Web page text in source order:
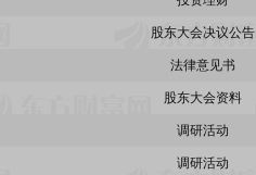
股东大会决议公告
法律意见书
股东大会资料
调研活动
调研活动